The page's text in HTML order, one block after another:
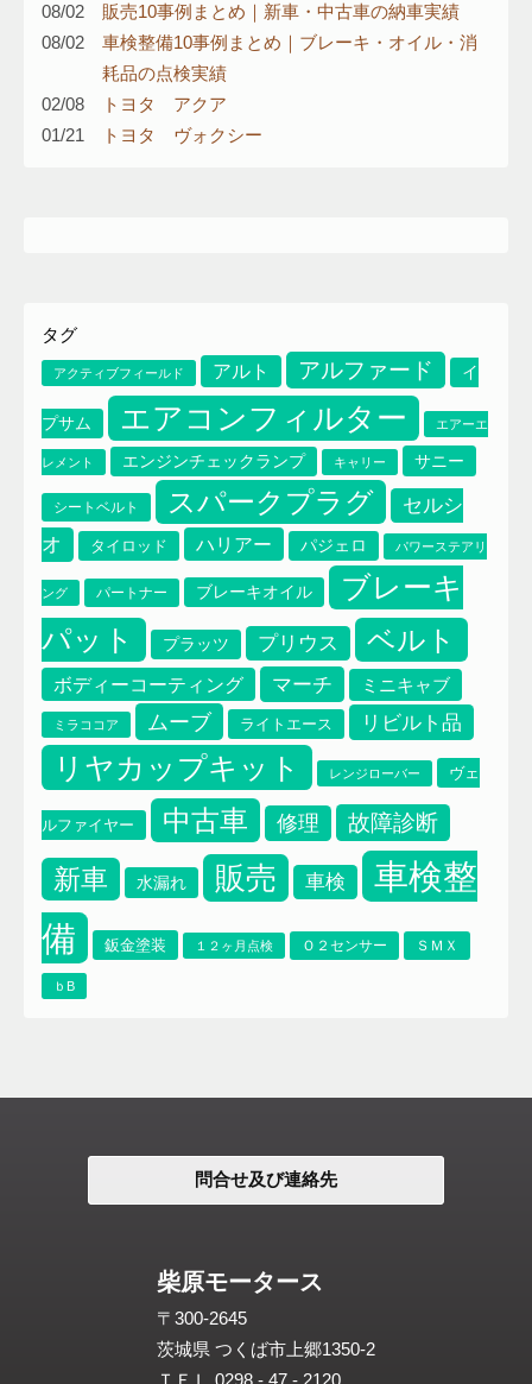
08/02
販売10事例まとめ｜新車・中古車の納車実績
08/02
車検整備10事例まとめ｜ブレーキ・オイル・消
耗品の点検実績
02/08
トヨタ アクア
01/21
トヨタ ヴォクシー
タグ
アクティブフィールド アルト アルファード イ
プサム エアコンフィルター エアーエ
レメント エンジンチェックランプ キャリー サニー
シートベルト スパークプラグ
セルシ
オ
タイロッド ハリアー パジェロ パワーステアリ
ング パートナー ブレーキオイル
ブレーキ
パット
プラッツ プリウス ベルト
ボディーコーティング マーチ ミニキャブ
ミラココア ムーブ ライトエース リビルト品
リヤカップキット レンジローバー ヴェ
ルファイヤー 中古車 修理 故障診断
新車 水漏れ 販売 車検
車検整
備
鈑金塗装 １２ヶ月点検 Ｏ２センサー ＳＭＸ
ｂB
問合せ及び連絡先
柴原モータース
〒300-2645
茨城県 つくば市上郷1350-2
ＴＥＬ 0298 - 47 - 2120